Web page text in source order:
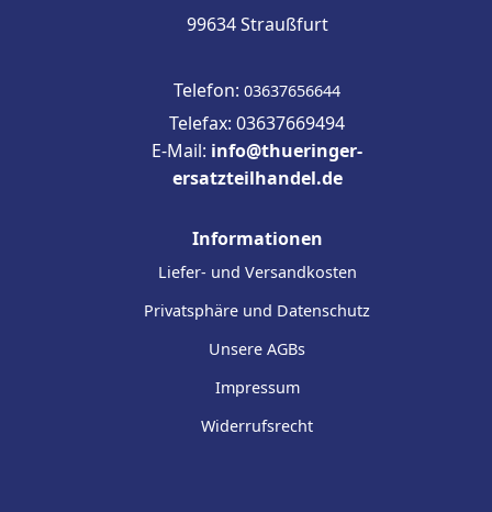
99634 Straußfurt
Telefon: 03637656644
Telefax: 03637669494
E-Mail: info@thueringer-
ersatzteilhandel.de
Informationen
Liefer- und Versandkosten
Privatsphäre und Datenschutz
Unsere AGBs
Impressum
Widerrufsrecht